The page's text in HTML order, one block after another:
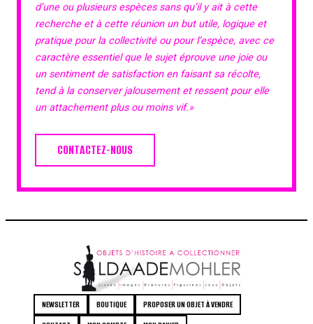
d’une ou plusieurs espèces sans qu’il y ait à cette
recherche et à cette réunion un but utile, logique et
pratique pour la collectivité ou pour l’espèce, avec ce
caractère essentiel que le sujet éprouve une joie ou
un sentiment de satisfaction en faisant sa récolte,
tend à la conserver jalousement et ressent pour elle
un attachement plus ou moins vif.»
CONTACTEZ-NOUS
NEWSLETTER BOUTIQUE
PROPOSER UN OBJET À VENDRE